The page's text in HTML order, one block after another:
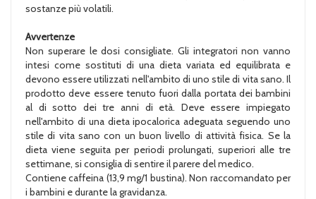
sostanze più volatili.
Avvertenze
Non superare le dosi consigliate. Gli integratori non vanno
intesi come sostituti di una dieta variata ed equilibrata e
devono essere utilizzati nell'ambito di uno stile di vita sano. Il
prodotto deve essere tenuto fuori dalla portata dei bambini
al di sotto dei tre anni di età. Deve essere impiegato
nell'ambito di una dieta ipocalorica adeguata seguendo uno
stile di vita sano con un buon livello di attività fisica. Se la
dieta viene seguita per periodi prolungati, superiori alle tre
settimane, si consiglia di sentire il parere del medico.
Contiene caffeina (13,9 mg/1 bustina). Non raccomandato per
i bambini e durante la gravidanza.